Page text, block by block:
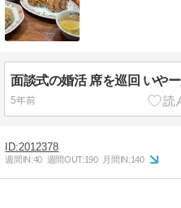
面談式の婚活 席を巡回 いや
5年前
2012378
週間IN:40 週間OUT:190 月間IN:140